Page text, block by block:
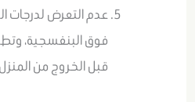
عدم التعرض لدرجات
فوق البنفسجية،
قبل الخروج من